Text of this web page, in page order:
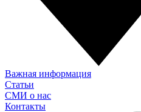
Важная информация
Статьи
СМИ о нас
Контакты